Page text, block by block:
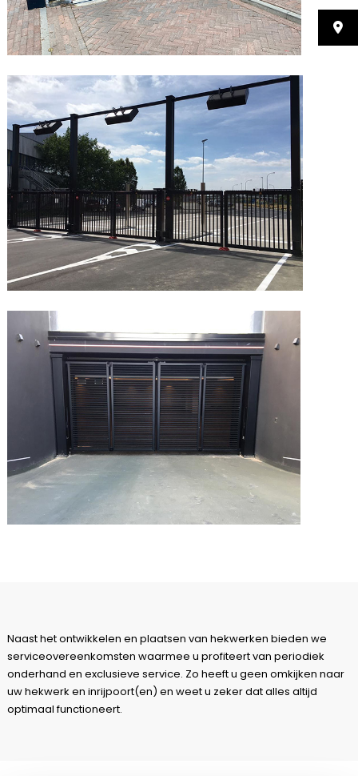
Naast het ontwikkelen en plaatsen van hekwerken bieden we
serviceovereenkomsten waarmee u profiteert van periodiek
onderhand en exclusieve service. Zo heeft u geen omkijken naar
uw hekwerk en inrijpoort(en) en weet u zeker dat alles altijd
optimaal functioneert.